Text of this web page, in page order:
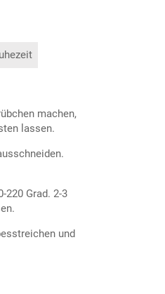
machen,
lassen.
220 Grad. 2-3
und